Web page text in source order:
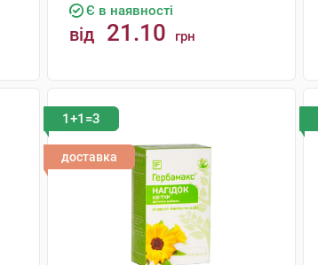
Є в наявності
від 21.10 грн
1+1=3
доставка